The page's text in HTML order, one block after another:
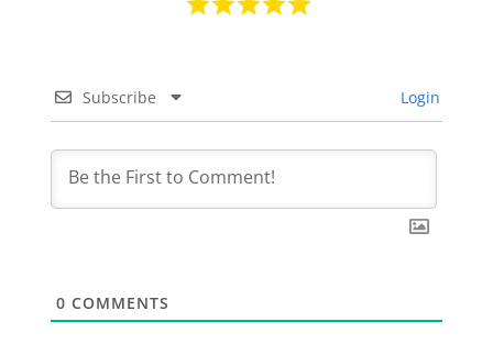
Subscribe Login
0 COMMENTS